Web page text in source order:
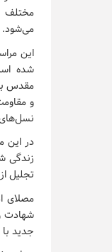
مختلف
می‌شود.
این
شده
مقدس
و
در این
زندگی
تجلیل
مصلای
شهادت
جدید